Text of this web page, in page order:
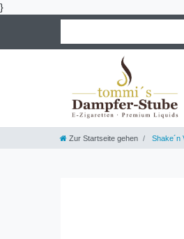
}
Zur Startseite gehen Shake´n